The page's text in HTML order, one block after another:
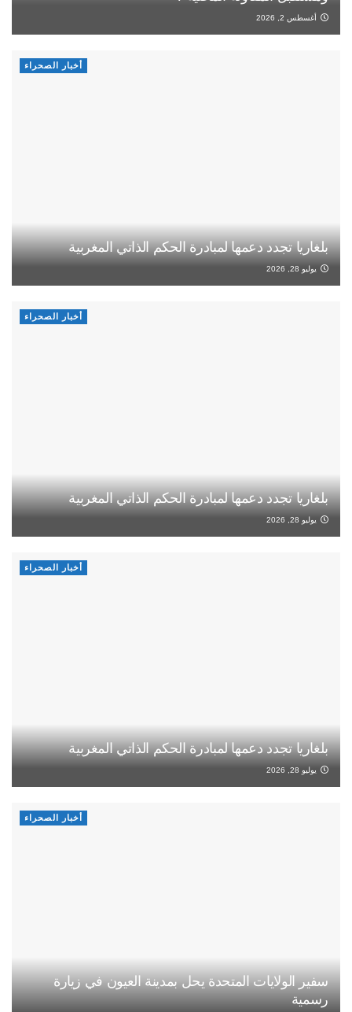
أغسطس 2, 2026
أخبار الصحراء
بلغاريا تجدد دعمها لمبادرة الحكم الذاتي المغربية
يوليو 28, 2026
أخبار الصحراء
بلغاريا تجدد دعمها لمبادرة الحكم الذاتي المغربية
يوليو 28, 2026
أخبار الصحراء
بلغاريا تجدد دعمها لمبادرة الحكم الذاتي المغربية
يوليو 28, 2026
أخبار الصحراء
سفير الولايات المتحدة يحل بمدينة العيون في زيارة
رسمية